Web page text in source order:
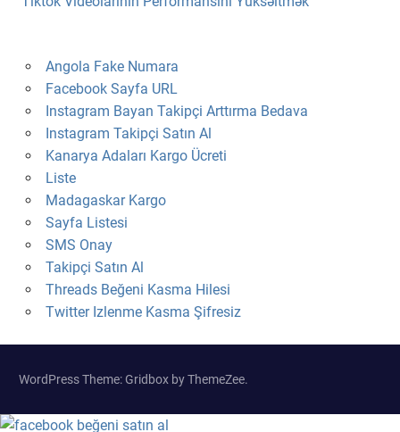
Angola Fake Numara
Facebook Sayfa URL
Instagram Bayan Takipçi Arttırma Bedava
Instagram Takipçi Satın Al
Kanarya Adaları Kargo Ücreti
Liste
Madagaskar Kargo
Sayfa Listesi
SMS Onay
Takipçi Satın Al
Threads Beğeni Kasma Hilesi
Twitter Izlenme Kasma Şifresiz
WordPress Theme: Gridbox by ThemeZee.